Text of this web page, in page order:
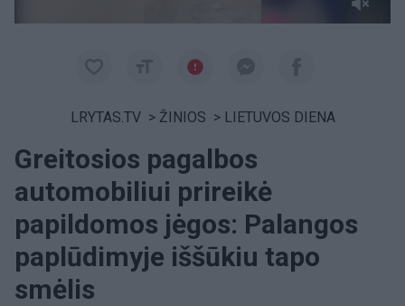
LRYTAS.TV > ŽINIOS > LIETUVOS DIENA
Greitosios pagalbos
automobiliui prireikė
papildomos jėgos: Palangos
paplūdimyje iššūkiu tapo
smėlis